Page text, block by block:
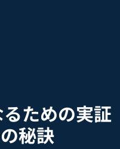
ための実証
秘訣